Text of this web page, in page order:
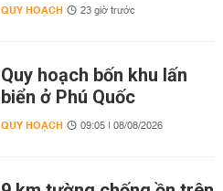
QUY HOẠCH 23 giờ trước
Quy hoạch bốn khu lấn
biển ở Phú Quốc
QUY HOẠCH 09:05 | 08/08/2026